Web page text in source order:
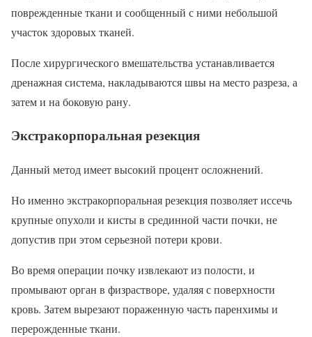
поврежденные ткани и сообщенный с ними небольшой
участок здоровых тканей.
После хирургического вмешательства устанавливается
дренажная система, накладываются швы на место разреза, а
затем и на боковую рану.
Экстракорпоральная резекция
Данный метод имеет высокий процент осложнений.
Но именно экстракорпоральная резекция позволяет иссечь
крупные опухоли и кисты в срединной части почки, не
допустив при этом серьезной потери крови.
Во время операции почку извлекают из полости, и
промывают орган в физрастворе, удаляя с поверхности
кровь. Затем вырезают пораженную часть паренхимы и
перерожденные ткани.